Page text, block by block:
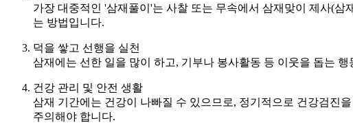
가장 대중적인 '삼재풀이'는 사찰 또는 무속에서 삼재맞이 제사(
는 방법입니다.
덕을 쌓고 선행을 실천
삼재에는 선한 일을 많이 하고, 기부나 봉사활동 등 이웃을 돕는
건강 관리 및 안전 생활
삼재 기간에는 건강이 나빠질 수 있으므로, 정기적으로 건강검진
주의해야 합니다.